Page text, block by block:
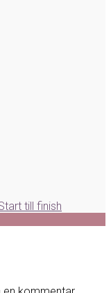
till finish